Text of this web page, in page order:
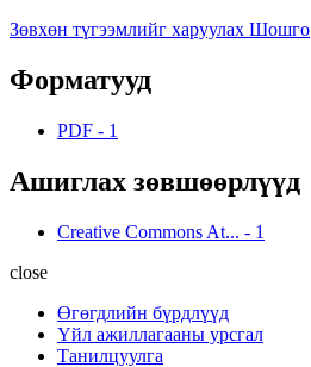
Зөвхөн түгээмлийг харуулах Шошго
Форматууд
PDF - 1
Ашиглах зөвшөөрлүүд
Creative Commons At... - 1
close
Өгөгдлийн бүрдлүүд
Үйл ажиллагааны урсгал
Танилцуулга